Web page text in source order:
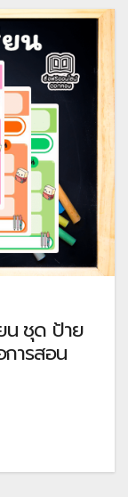
น ชุด ป้าย
ารสอน